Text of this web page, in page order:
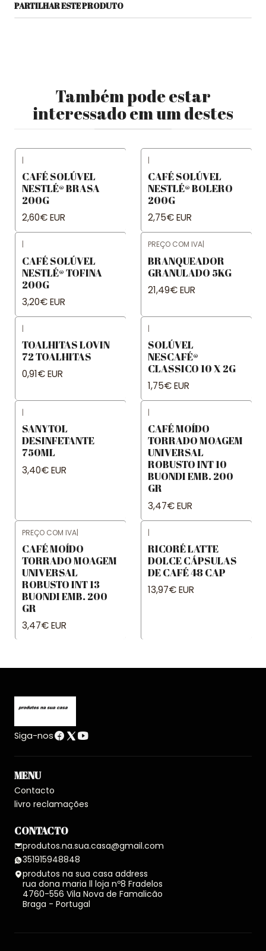
PARTILHAR ESTE PRODUTO
Também pode estar
interessado em um destes
|
CAFÉ SOLÚVEL
NESTLÉ® BRASA
200G
2,60€ EUR
|
CAFÉ SOLÚVEL
NESTLÉ® BOLERO
200G
2,75€ EUR
|
CAFÉ SOLÚVEL
NESTLÉ® TOFINA
200G
3,20€ EUR
PREÇO COM IVA|
BRANQUEADOR
GRANULADO 5KG
21,49€ EUR
|
TOALHITAS LOVIN
72 TOALHITAS
0,91€ EUR
|
SOLÚVEL
NESCAFÉ®
CLASSICO 10 X 2G
1,75€ EUR
|
SANYTOL
DESINFETANTE
750ML
3,40€ EUR
|
CAFÉ MOÍDO
TORRADO MOAGEM
UNIVERSAL
ROBUSTO INT 10
BUONDI EMB. 200
GR
3,47€ EUR
PREÇO COM IVA|
CAFÉ MOÍDO
TORRADO MOAGEM
UNIVERSAL
ROBUSTO INT 13
BUONDI EMB. 200
GR
3,47€ EUR
|
RICORÉ LATTE
DOLCE CÁPSULAS
DE CAFÉ 48 CAP
13,97€ EUR
Siga-nos
MENU
Contacto
livro reclamações
CONTACTO
produtos.na.sua.casa@gmail.com
351915948848
produtos na sua casa address
rua dona maria ll loja nº8 Fradelos
4760-556 Vila Nova de Famalicão
Braga - Portugal